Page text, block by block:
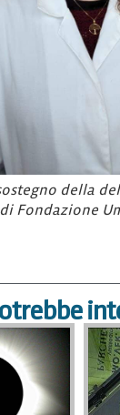
della
Fondazione